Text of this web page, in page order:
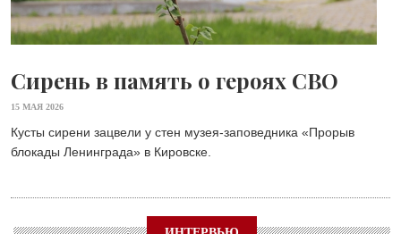
Сирень в память о героях СВО
15 МАЯ 2026
Кусты сирени зацвели у стен музея-заповедника «Прорыв
блокады Ленинграда» в Кировске.